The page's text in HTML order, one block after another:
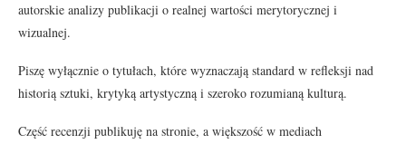
autorskie analizy publikacji o realnej wartości merytorycznej i
wizualnej.
Piszę wyłącznie o tytułach, które wyznaczają standard w refleksji nad
historią sztuki, krytyką artystyczną i szeroko rozumianą kulturą.
Część recenzji publikuję na stronie, a większość w mediach